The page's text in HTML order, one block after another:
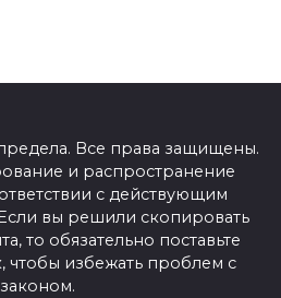
Все права защищены.
и распространение
с действующим
вы решили скопировать
то обязательно поставьте
чтобы избежать проблем с
законом.